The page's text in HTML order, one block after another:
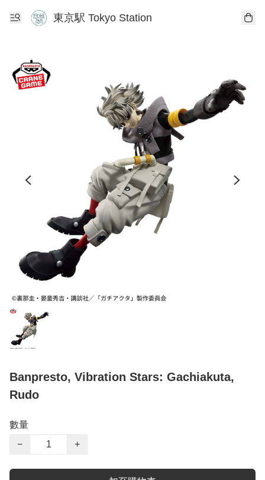
東京駅 Tokyo Station
Banpresto, Vibration Stars: Gachiakuta,
Rudo
數量
−
+